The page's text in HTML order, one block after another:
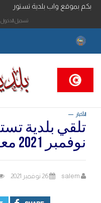
بكم بموقع واب بلدية تستور
تسجيل الدخول
البحث...
الأخبار
نوفمبر 2021 معدات إعلامية
salem 26 نوفمبر 2021